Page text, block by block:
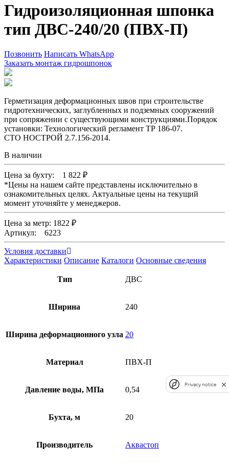
Гидроизоляционная шпонка
тип ДВС-240/20 (ПВХ-П)
Позвонить Написать WhatsApp
Заказать монтаж гидрошпонок
Герметизация деформационных швов при строительстве
гидротехнических, заглубленных и подземных сооружений
при сопряжении с существующими конструкциями.Порядок
установки: Технологический регламент ТР 186-07.
СТО НОСТРОЙ 2.7.156-2014.
В наличии
Цена за бухту: 1 822 ₽
*Цены на нашем сайте представлены исключительно в
ознакомительных целях. Актуальные цены на текущий
момент уточняйте у менеджеров.
Цена за метр: 1822 ₽
Артикул: 6223
Условия доставки
Характеристики Описание Каталоги Основные сведения
Тип ДВС
Ширина 240
Ширина деформационного узла 20
Материал ПВХ-П
Давление воды, МПа 0,54
Бухта, м 20
Производитель Аквастоп
Privacy notice